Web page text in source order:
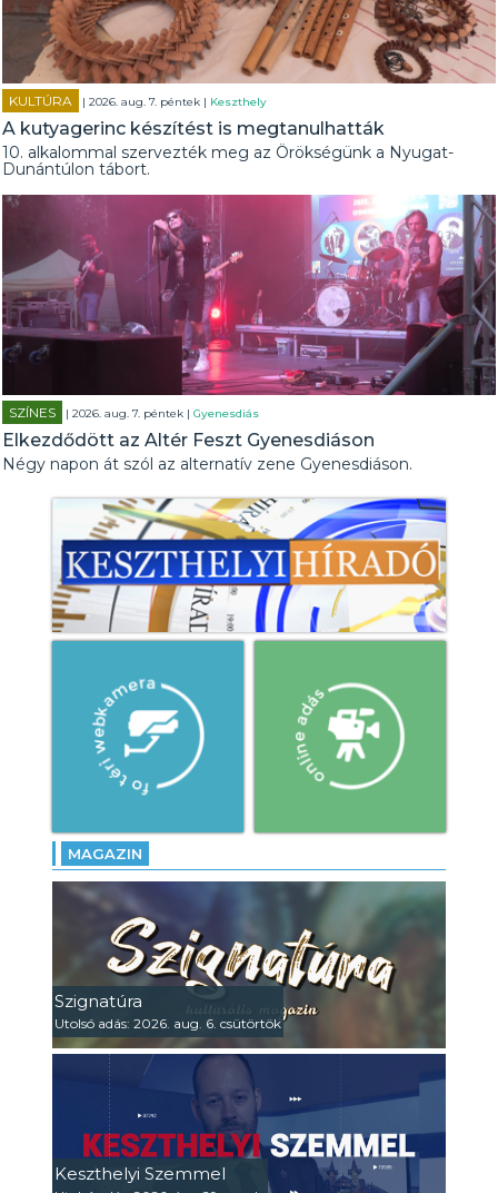
KULTÚRA | 2026. aug. 7. péntek | Keszthely
A kutyagerinc készítést is megtanulhatták
10. alkalommal szervezték meg az Örökségünk a Nyugat-
Dunántúlon tábort.
SZÍNES | 2026. aug. 7. péntek |Gyenesdiás
Elkezdődött az Altér Feszt Gyenesdiáson
Négy napon át szól az alternatív zene Gyenesdiáson.
MAGAZIN
Szignatúra
Utolsó adás: 2026. aug. 6. csütörtök
Keszthelyi Szemmel